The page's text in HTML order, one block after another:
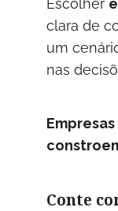
Escolher
clara de
um
nas
Conte